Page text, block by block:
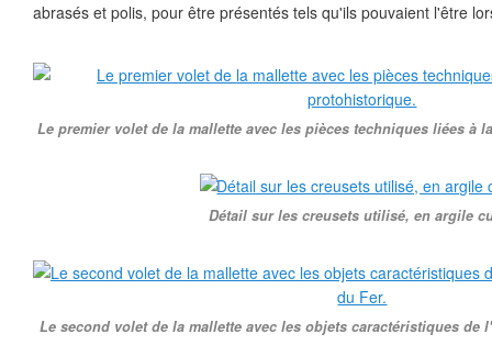
abrasés et polis, pour être présentés tels qu'ils pouvaient l'être
Le premier volet de la mallette avec les pièces techniques liées à
Détail sur les creusets utilisé, en argile
Le second volet de la mallette avec les objets caractéristiques de